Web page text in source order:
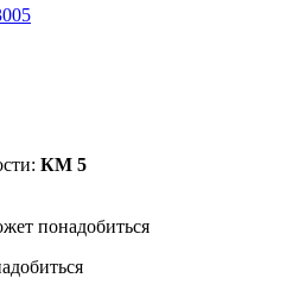
КМ 5